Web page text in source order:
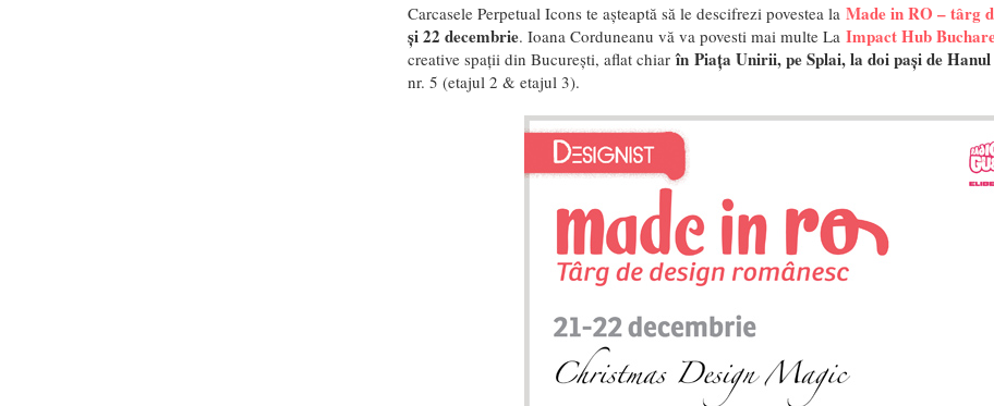
Carcasele Perpetual Icons te așteaptă să le descifrezi povestea la Made in RO – târg
și 22 decembrie. Ioana Corduneanu vă va povesti mai multe La Impact Hub
creative spații din București, aflat chiarîn Piața Unirii, pe Splai, la doi pași de
nr. 5 (etajul 2 & etajul 3).